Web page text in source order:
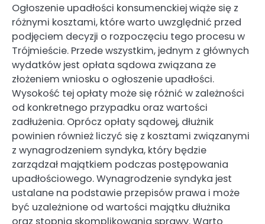
Ogłoszenie upadłości konsumenckiej wiąże się z
różnymi kosztami, które warto uwzględnić przed
podjęciem decyzji o rozpoczęciu tego procesu w
Trójmieście. Przede wszystkim, jednym z głównych
wydatków jest opłata sądowa związana ze
złożeniem wniosku o ogłoszenie upadłości.
Wysokość tej opłaty może się różnić w zależności
od konkretnego przypadku oraz wartości
zadłużenia. Oprócz opłaty sądowej, dłużnik
powinien również liczyć się z kosztami związanymi
z wynagrodzeniem syndyka, który będzie
zarządzał majątkiem podczas postępowania
upadłościowego. Wynagrodzenie syndyka jest
ustalane na podstawie przepisów prawa i może
być uzależnione od wartości majątku dłużnika